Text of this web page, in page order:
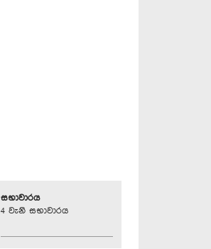
සභාවාරය
4 වැනි සභාවාරය